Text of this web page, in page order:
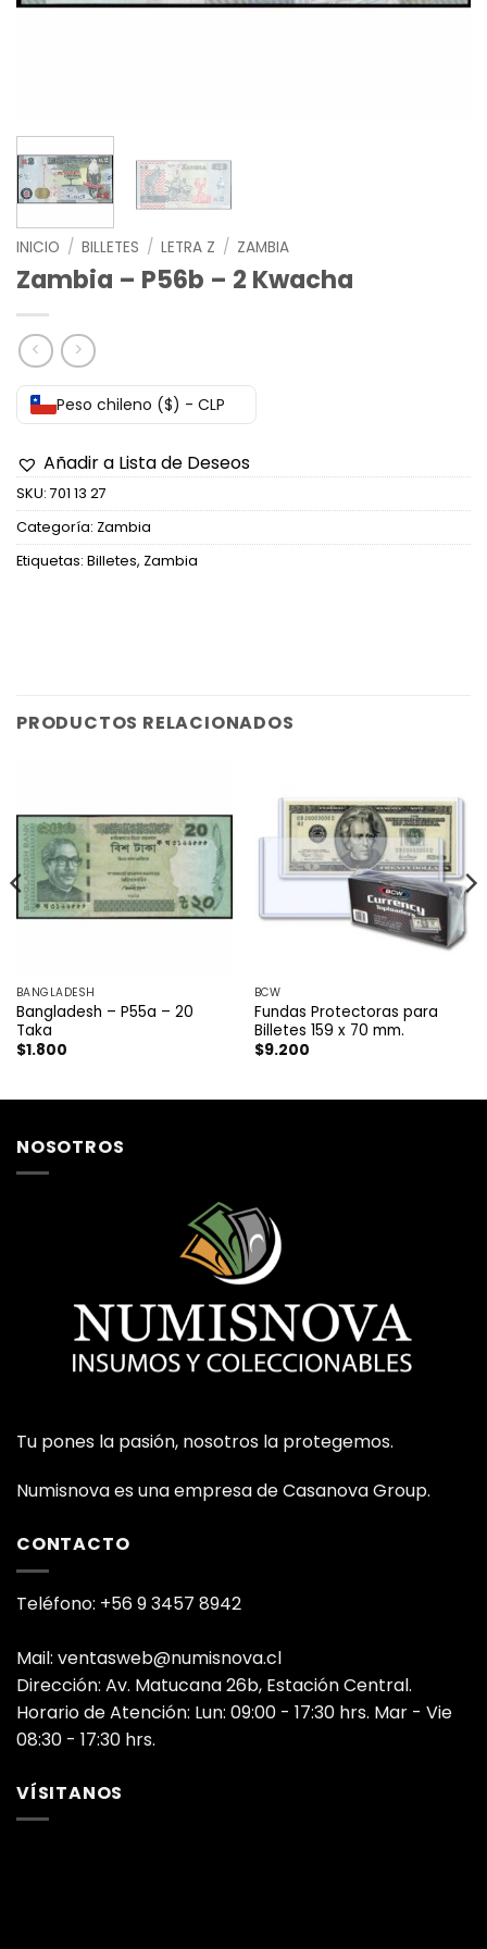
INICIO / BILLETES / LETRA Z / ZAMBIA
Zambia – P56b – 2 Kwacha
Peso chileno ($) - CLP
Añadir a Lista de Deseos
SKU: 701 13 27
Categoría: Zambia
Etiquetas: Billetes, Zambia
PRODUCTOS RELACIONADOS
BANGLADESH
Bangladesh – P55a – 20
Taka
$1.800
BCW
Fundas Protectoras para
Billetes 159 x 70 mm.
$9.200
NOSOTROS
Tu pones la pasión, nosotros la protegemos.
Numisnova es una empresa de Casanova Group.
CONTACTO
Teléfono: +56 9 3457 8942
Mail: ventasweb@numisnova.cl
Dirección: Av. Matucana 26b, Estación Central.
Horario de Atención: Lun: 09:00 - 17:30 hrs. Mar - Vie
08:30 - 17:30 hrs.
VÍSITANOS